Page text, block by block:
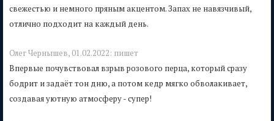
свежестью и немного пряным акцентом. Запах не навязчивый,
отлично подходит на каждый день.
Олег Чернышев, 01.02.2022: пишет
Впервые почувствовал взрыв розового перца, который сразу
бодрит и задаёт тон дню, а потом кедр мягко обволакивает,
создавая уютную атмосферу - супер!